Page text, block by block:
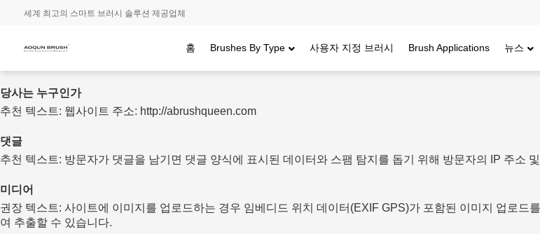
세계 최고의 스마트 브러시 솔루션 제공업체
홈 Brushes By Type 사용자 지정 브러시 Brush Applications 뉴스
당사는 누구인가
추천 텍스트: 웹사이트 주소: http://abrushqueen.com
댓글
추천 텍스트: 방문자가 댓글을 남기면 댓글 양식에 표시된 데이터와 스팸 탐지를 돕기 위해 방문자의 IP 주소
미디어
권장 텍스트: 사이트에 이미지를 업로드하는 경우 임베디드 위치 데이터(EXIF GPS)가 포함된 이미지 업로
여 추출할 수 있습니다.